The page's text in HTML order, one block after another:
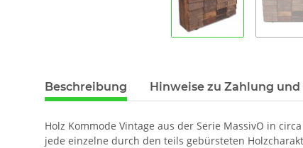
Beschreibung Hinweise zu Zahlung und
Holz Kommode Vintage aus der Serie MassivO in
jede einzelne durch den teils gebürsteten